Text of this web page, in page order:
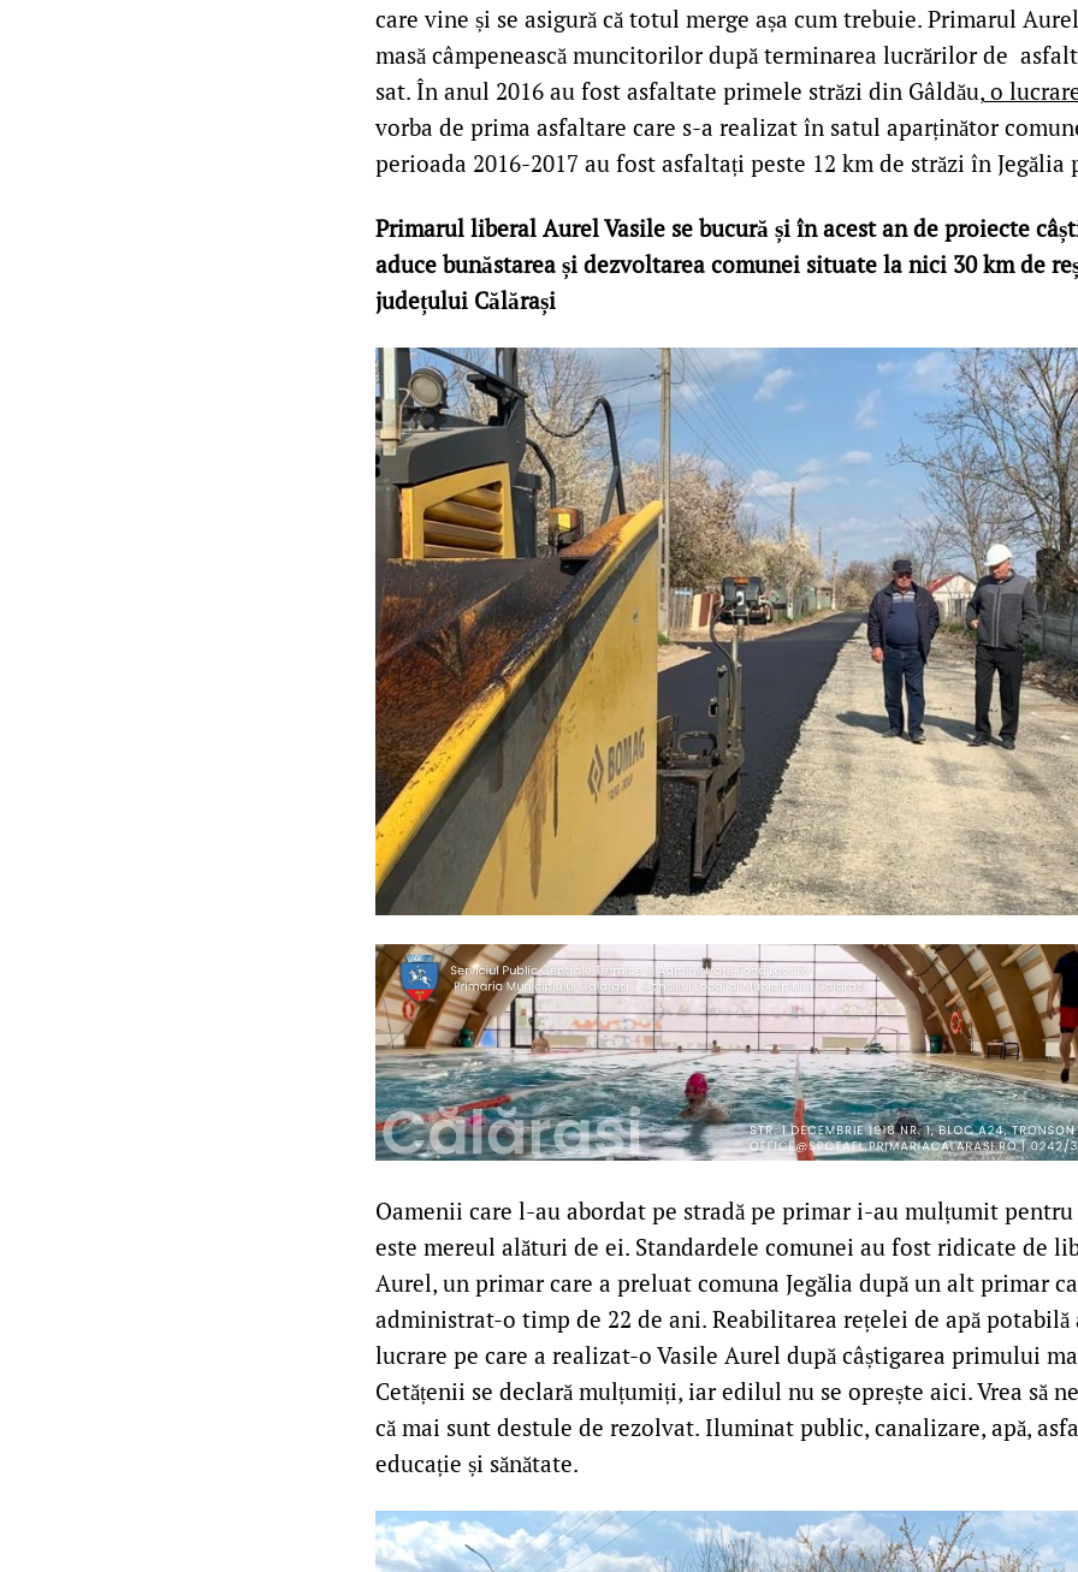
care vine și se asigură că totul merge așa cum trebuie. Primarul
masă câmpenească muncitorilor după terminarea lucrărilor de
sat. În anul 2016 au fost asfaltate primele străzi din Gâldău, o
vorba de prima asfaltare care s-a realizat în satul aparținător
perioada 2016-2017 au fost asfaltați peste 12 km de străzi în Jegălia
Primarul liberal Aurel Vasile se bucură și în acest an de proiecte
aduce bunăstarea și dezvoltarea comunei situate la nici 30 km de
județului Călărași
Oamenii care l-au abordat pe stradă pe primar i-au mulțumit
este mereul alături de ei. Standardele comunei au fost ridicate de
Aurel, un primar care a preluat comuna Jegălia după un alt primar
administrat-o timp de 22 de ani. Reabilitarea rețelei de apă
lucrare pe care a realizat-o Vasile Aurel după câștigarea primului
Cetățenii se declară mulțumiți, iar edilul nu se oprește aici. Vrea să
că mai sunt destule de rezolvat. Iluminat public, canalizare, apă,
educație și sănătate.